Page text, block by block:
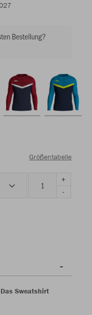
Bestellung?
Größentabelle
+
-
Sweatshirt